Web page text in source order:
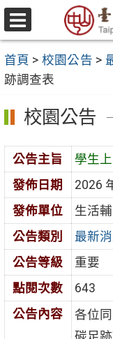
跳
至
要
內
容
區
選
單
首頁 > 校園公告 >
跡調查表
校園公告
公告主旨
學生
發佈日期
2026
發佈單位
生活
公告類別
最新
公告等級
重要
點閱次數
643
公告內容
各位